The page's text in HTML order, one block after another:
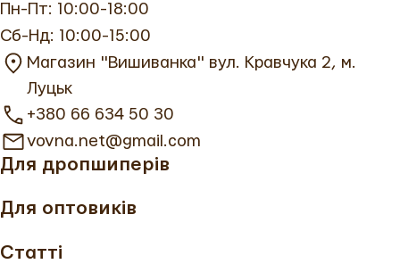
Для дропшиперів
Для оптовиків
Статті
Пн-Пт: 10:00-18:00
Сб-Нд: 10:00-15:00
Магазин "Вишиванка" вул. Кравчука 2, м.
Луцьк
+380 66 634 50 30
vovna.net@gmail.com